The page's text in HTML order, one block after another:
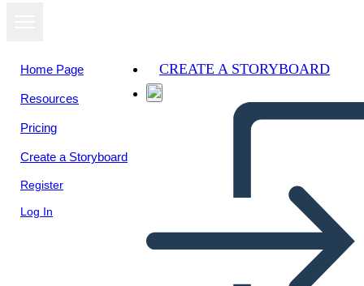
Home Page
Resources
Pricing
Create a Storyboard
Register
Log In
CREATE A STORYBOARD
View as
slideshow